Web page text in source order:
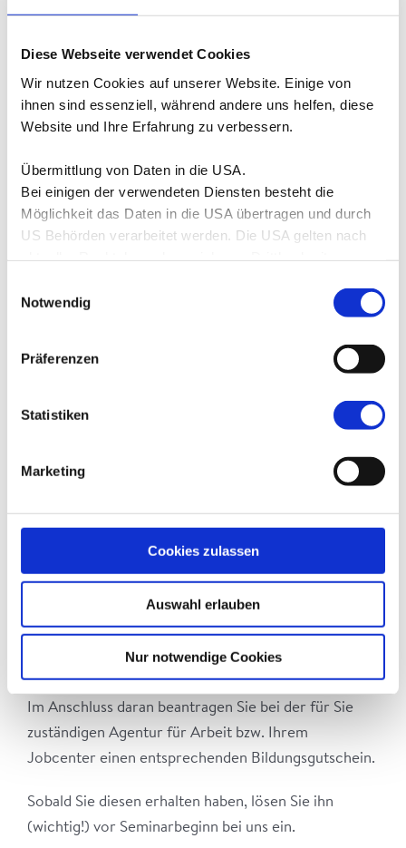
Diese Webseite verwendet Cookies
Wir nutzen Cookies auf unserer Website. Einige von
ihnen sind essenziell, während andere uns helfen, diese
Website und Ihre Erfahrung zu verbessern.
Übermittlung von Daten in die USA.
Bei einigen der verwendeten Diensten besteht die
Möglichkeit das Daten in die USA übertragen und durch
US Behörden verarbeitet werden. Die USA gelten nach
Nähere Informationen erhalten Sie in unserer
Notwendig
Präferenzen
Statistiken
Marketing
Cookies zulassen
Auswahl erlauben
Nur notwendige Cookies
beenden, sobald Sie eine Festanstellung
antreten oder sich selbständig melden.
Der Bildungsgutschein ist eine
Ermessensleistung. Sie habenkeinen
Sie können einen Bildungsgutschein nur nach
einer persönlichen Beratung bei Ihrer Agentur
für Arbeit beziehungsweise Ihrem Jobcenter
erhalten. Ihre Ansprechperson prüft
Voraussetzungen für einen Bildungsgutschein
Mehr zum Thema
Wir beraten Sie.
Im Rahmen eines unverbindlichen und
kostenlosen
stellen wir Ihnen die Inhalte,
Ziele und Abläufe unserer Weiterbildungsangebote
Falls Sie sich für eines unserer Seminare
entscheiden, können Sie bei uns schon einmal den
Platz reservieren.
Im Anschluss daran beantragen Sie bei der für Sie
zuständigen Agentur für Arbeit bzw. Ihrem
Jobcenter einen entsprechenden Bildungsgutschein.
Sobald Sie diesen erhalten haben, lösen Sie ihn
(wichtig!) vor Seminarbeginn bei uns ein.